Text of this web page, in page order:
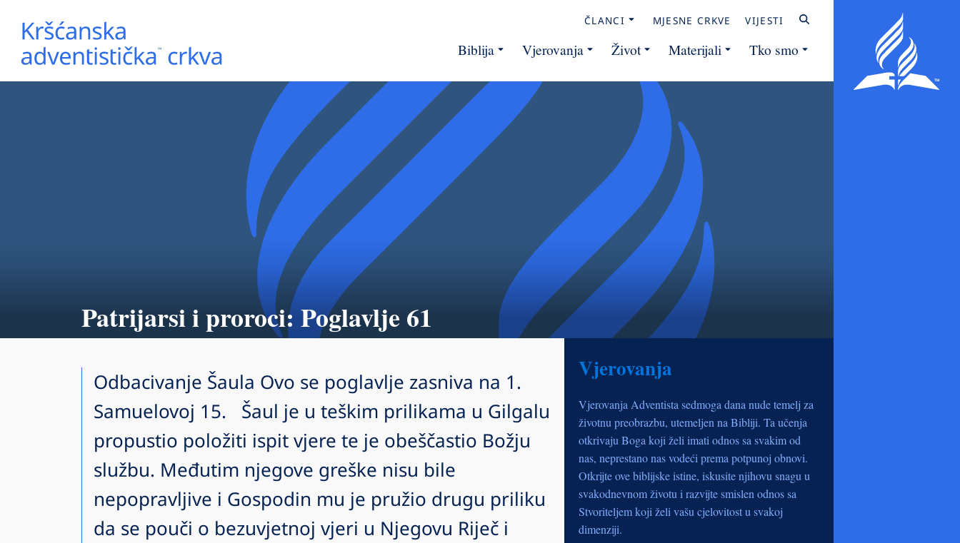
ČLANCI MJESNE CRKVE VIJESTI
Biblija Vjerovanja Život Materijali Tko smo
Patrijarsi i proroci: Poglavlje 61
Odbacivanje Šaula Ovo se poglavlje zasniva na 1.
Samuelovoj 15. Šaul je u teškim prilikama u Gilgalu
propustio položiti ispit vjere te je obeščastio Božju
službu. Međutim njegove greške nisu bile
nepopravljive i Gospodin mu je pružio drugu priliku
da se pouči o bezuvjetnoj vjeri u Njegovu Riječ i
Vjerovanja
Vjerovanja Adventista sedmoga dana nude temelj za
životnu preobrazbu, utemeljen na Bibliji. Ta učenja
otkrivaju Boga koji želi imati odnos sa svakim od
nas, neprestano nas vodeći prema potpunoj obnovi.
Otkrijte ove biblijske istine, iskusite njihovu snagu u
svakodnevnom životu i razvijte smislen odnos sa
Stvoriteljem koji želi vašu cjelovitost u svakoj
dimenziji.